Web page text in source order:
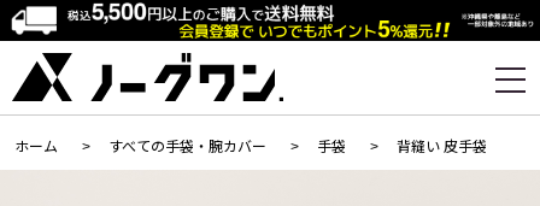
ホーム > すべての手袋・腕カバー > 手袋 > 背縫い 皮手袋